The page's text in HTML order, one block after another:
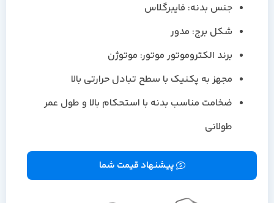
جنس بدنه: فایبرگلاس
شکل برج: مدور
برند الکتروموتور موتور: موتوژن
مجهز به پکنیک با سطح تبادل حرارتی بالا
ضخامت مناسب بدنه با استحکام بالا و طول عمر
طولانی
پیشنهاد قیمت شما